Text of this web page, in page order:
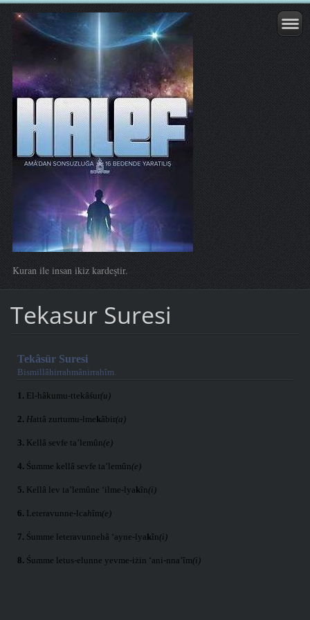
Kuran ile insan ikiz kardeştir.
Tekasur Suresi
Tekâsür Suresi
Bismillâhirrahmânirrahîm.
1. El-hâkumu-ttekâśur(u)
2. Hattâ zurtumu-lmekâbir(a)
3. Kellâ sevfe ta’lemûn(e)
4. Śumme kellâ sevfe ta’lemûn(e)
5. Kellâ lev ta’lemûne ‘ilme-lyakîn(i)
6. Leteravunne-lcahîm(e)
7. Śumme leteravunnehâ ‘ayne-lyakîn(i)
8. Śumme letus-elunne yevme-iżin ‘ani-nna’îm(i)